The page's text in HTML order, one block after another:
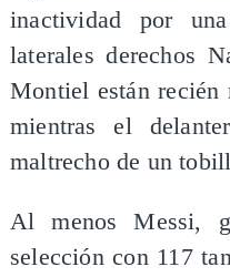
inactividad por
laterales derechos
Montiel están recién
mientras el
maltrecho de un
Al menos Messi,
selección con 117